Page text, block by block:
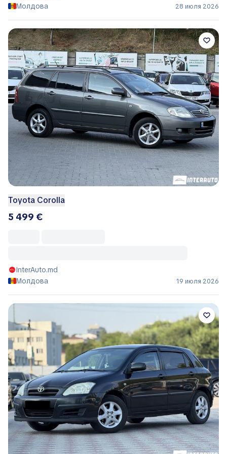
Молдова
28 июля 2026
Toyota Corolla
5 499 €
InterAuto.md
Молдова
19 июля 2026